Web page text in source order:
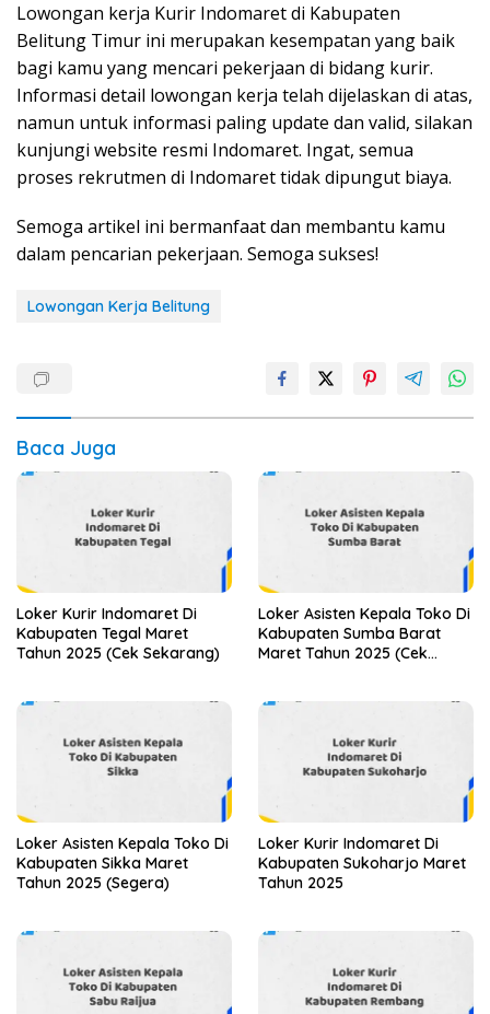
Lowongan kerja Kurir Indomaret di Kabupaten
Belitung Timur ini merupakan kesempatan yang baik
bagi kamu yang mencari pekerjaan di bidang kurir.
Informasi detail lowongan kerja telah dijelaskan di atas,
namun untuk informasi paling update dan valid, silakan
kunjungi website resmi Indomaret. Ingat, semua
proses rekrutmen di Indomaret tidak dipungut biaya.
Semoga artikel ini bermanfaat dan membantu kamu
dalam pencarian pekerjaan. Semoga sukses!
Lowongan Kerja Belitung
Baca Juga
Loker Kurir Indomaret Di
Kabupaten Tegal Maret
Tahun 2025 (Cek Sekarang)
Loker Asisten Kepala Toko Di
Kabupaten Sumba Barat
Maret Tahun 2025 (Cek
Loker Asisten Kepala Toko Di
Kabupaten Sikka Maret
Tahun 2025 (Segera)
Loker Kurir Indomaret Di
Kabupaten Sukoharjo Maret
Tahun 2025